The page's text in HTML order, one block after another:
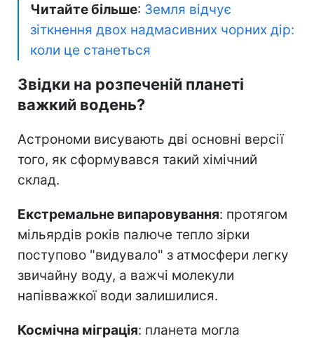
Читайте більше: Земля відчує
зіткнення двох надмасивних чорних дір:
коли це станеться
Звідки на розпеченій планеті
важкий водень?
Астрономи висувають дві основні версії
того, як сформувався такий хімічний
склад.
Екстремальне випаровування: протягом
мільярдів років палюче тепло зірки
поступово "видувало" з атмосфери легку
звичайну воду, а важчі молекули
напівважкої води залишилися.
Космічна міграція: планета могла